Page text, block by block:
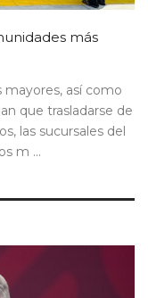
más
mayores, así como
que trasladarse de
las sucursales del
m ...